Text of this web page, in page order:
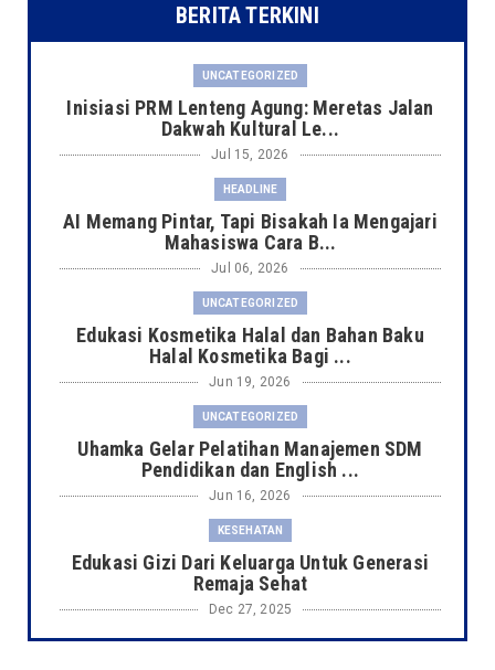
BERITA TERKINI
UNCATEGORIZED
Inisiasi PRM Lenteng Agung: Meretas Jalan
Dakwah Kultural Le...
Jul 15, 2026
HEADLINE
AI Memang Pintar, Tapi Bisakah Ia Mengajari
Mahasiswa Cara B...
Jul 06, 2026
UNCATEGORIZED
Edukasi Kosmetika Halal dan Bahan Baku
Halal Kosmetika Bagi ...
Jun 19, 2026
UNCATEGORIZED
Uhamka Gelar Pelatihan Manajemen SDM
Pendidikan dan English ...
Jun 16, 2026
KESEHATAN
Edukasi Gizi Dari Keluarga Untuk Generasi
Remaja Sehat
Dec 27, 2025
KESEHATAN